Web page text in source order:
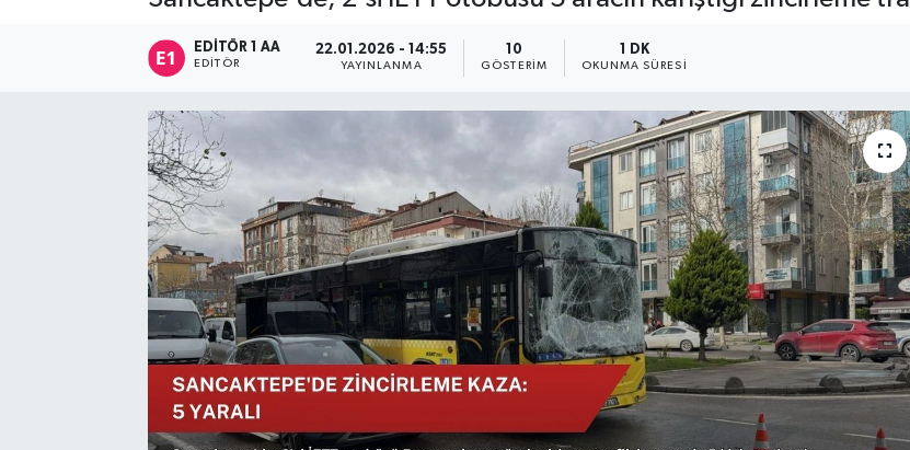
EDITÖR 1 AA
EDITÖR
22.01.2026 - 14:55
YAYINLANMA
10
GÖSTERIM
1 DK
OKUNMA SÜRESI